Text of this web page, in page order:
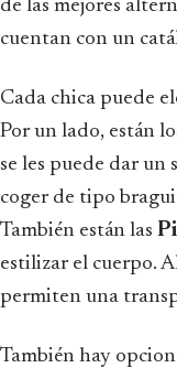
de las mejores
cuentan con un
Cada chica puede
Por un lado, están
se les puede dar un
coger de tipo
También están las
estilizar el cuerpo.
permiten una
También hay